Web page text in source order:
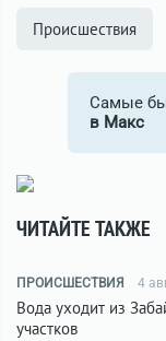
Происшествия
Самые
в Макс
ЧИТАЙТЕ ТАКЖЕ
ПРОИСШЕСТВИЯ 4
Вода уходит из
участков